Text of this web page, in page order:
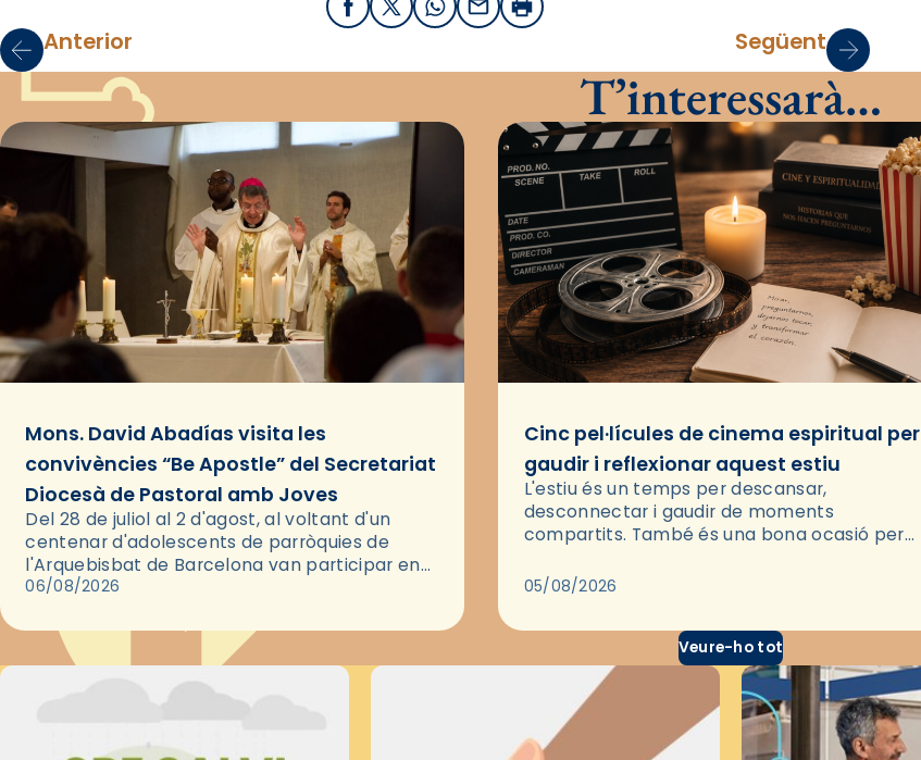
FacebookX / Twitter
WhatsApp
EmailImprimir
Anterior Següent
T’interessarà…
Mons. David Abadías visita les
convivències “Be Apostle” del Secretariat
Diocesà de Pastoral amb Joves
Del 28 de juliol al 2 d'agost, al voltant d'un
centenar d'adolescents de parròquies de
l'Arquebisbat de Barcelona van participar en
les convivències Be Apostle, organitzades pel
06/08/2026
Cinc pel·lícules de cinema espiritual per
gaudir i reflexionar aquest estiu
L'estiu és un temps per descansar,
desconnectar i gaudir de moments
compartits. També és una bona ocasió per
través del cinema, reflexionar sobre les…
05/08/2026
Veure-ho tot